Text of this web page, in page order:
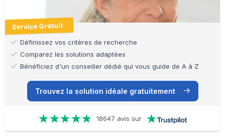
Service Gratuit
Définissez vos critères de recherche
Comparez les solutions adaptées
Bénéficiez d'un conseiller dédié qui vous guide de A à Z
Trouvez la solution idéale gratuitement
18647 avis sur